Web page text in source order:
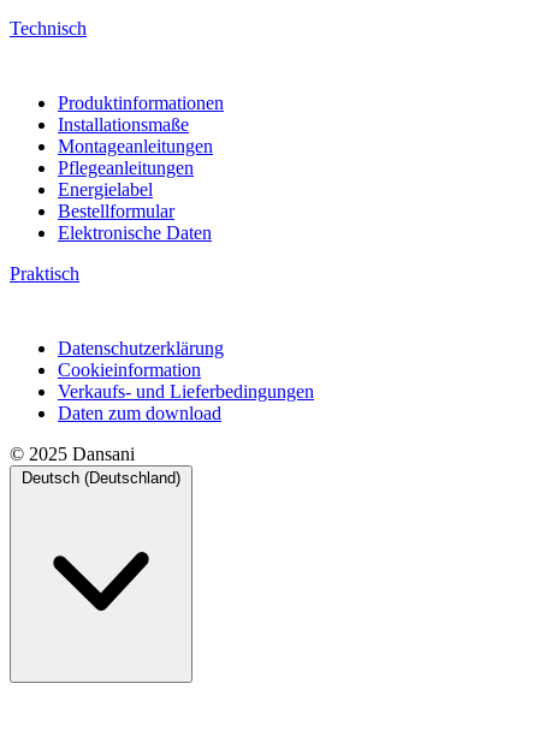
Technisch
Produktinformationen
Installationsmaße
Montageanleitungen
Pflegeanleitungen
Energielabel
Bestellformular
Elektronische Daten
Praktisch
Datenschutzerklärung
Cookieinformation
Verkaufs- und Lieferbedingungen
Daten zum download
© 2025 Dansani
Deutsch (Deutschland)